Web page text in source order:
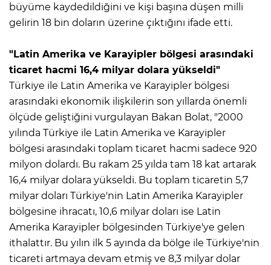
büyüme kaydedildiğini ve kişi başına düşen milli
gelirin 18 bin doların üzerine çıktığını ifade etti.
"Latin Amerika ve Karayipler bölgesi arasındaki
ticaret hacmi 16,4 milyar dolara yükseldi"
Türkiye ile Latin Amerika ve Karayipler bölgesi
arasındaki ekonomik ilişkilerin son yıllarda önemli
ölçüde geliştiğini vurgulayan Bakan Bolat, "2000
yılında Türkiye ile Latin Amerika ve Karayipler
bölgesi arasındaki toplam ticaret hacmi sadece 920
milyon dolardı. Bu rakam 25 yılda tam 18 kat artarak
16,4 milyar dolara yükseldi. Bu toplam ticaretin 5,7
milyar doları Türkiye'nin Latin Amerika Karayipler
bölgesine ihracatı, 10,6 milyar doları ise Latin
Amerika Karayipler bölgesinden Türkiye'ye gelen
ithalattır. Bu yılın ilk 5 ayında da bölge ile Türkiye'nin
ticareti artmaya devam etmiş ve 8,3 milyar dolar